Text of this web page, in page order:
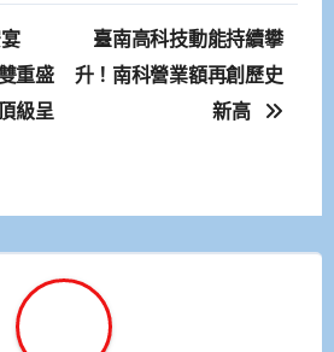
宴
重盛
級呈
臺南高科技動能持續攀
升！南科營業額再創歷史
新高